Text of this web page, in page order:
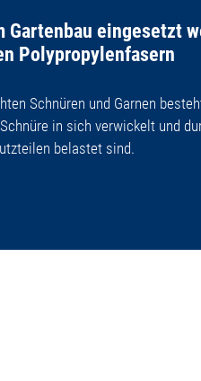
eingesetzt
Polypropylenfasern
Schnüren und Garnen
in sich verwickelt und
belastet sind.